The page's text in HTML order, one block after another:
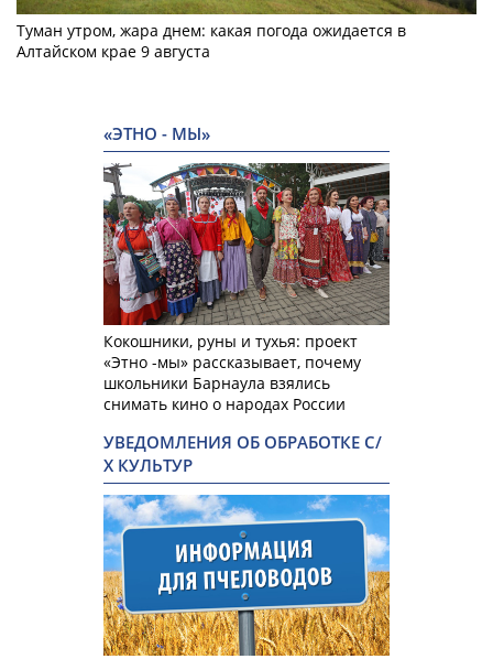
Туман утром, жара днем: какая погода ожидается в
Алтайском крае 9 августа
«ЭТНО - МЫ»
Кокошники, руны и тухья: проект
«Этно -мы» рассказывает, почему
школьники Барнаула взялись
снимать кино о народах России
УВЕДОМЛЕНИЯ ОБ ОБРАБОТКЕ С/
Х КУЛЬТУР